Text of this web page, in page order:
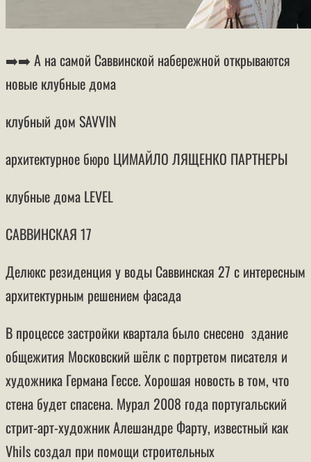
➡️➡️ А на самой Саввинской набережной открываются
новые клубные дома
клубный дом SAVVIN
архитектурное бюро ЦИМАЙЛО ЛЯЩЕНКО ПАРТНЕРЫ
клубные дома LEVEL
САВВИНСКАЯ 17
Делюкс резиденция у воды Саввинская 27 с интересным
архитектурным решением фасада
В процессе застройки квартала было снесено здание
общежития Московский шёлк с портретом писателя и
художника Германа Гессе. Хорошая новость в том, что
стена будет спасена. Мурал 2008 года португальский
стрит-арт-художник Алешандре Фарту, известный как
Vhils создал при помощи строительных